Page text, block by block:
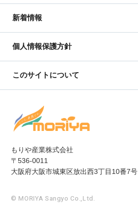
もりや産業株式会社
〒536-0011
大阪府大阪市城東区放出西3丁目10番7号
新着情報
個人情報保護方針
このサイトについて
© MORIYA Sangyo Co.,Ltd.